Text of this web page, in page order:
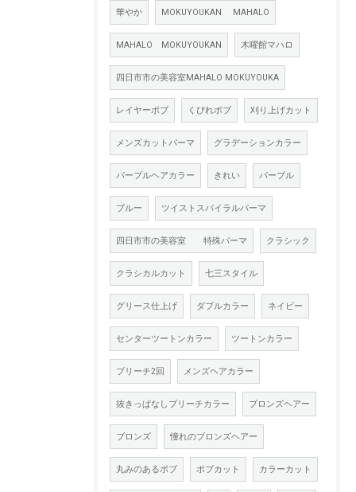
華やか MOKUYOUKAN MAHALO
MAHALO MOKUYOUKAN 木曜館マハロ
四日市市の美容室MAHALO MOKUYOUKA
レイヤーボブ くびれボブ 刈り上げカット
メンズカットパーマ グラデーションカラー
パープルヘアカラー きれい パープル
ブルー ツイストスパイラルパーマ
四日市市の美容室 特殊パーマ クラシック
クラシカルカット 七三スタイル
グリース仕上げ ダブルカラー ネイビー
センターツートンカラー ツートンカラー
ブリーチ2回 メンズヘアカラー
抜きっぱなしブリーチカラー ブロンズヘアー
ブロンズ 憧れのブロンズヘアー
丸みのあるボブ ボブカット カラーカット